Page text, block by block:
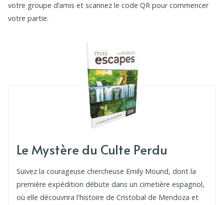
votre groupe d’amis et scannez le code QR pour commencer
votre partie.
Le Mystère du Culte Perdu
Suivez la courageuse chercheuse Emily Mound, dont la
première expédition débute dans un cimetière espagnol,
où elle découvrira l'histoire de Cristobal de Mendoza et